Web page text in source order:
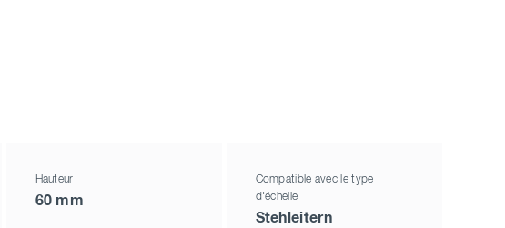
Hauteur
60 mm
Compatible avec le type
d'échelle
Stehleitern